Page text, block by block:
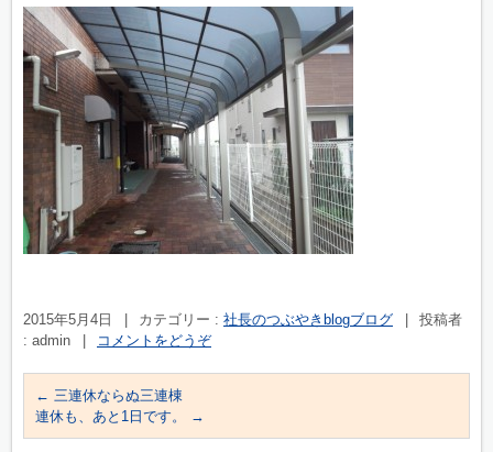
2015年5月4日 カテゴリー : 社長のつぶやきblogブログ
投稿者
: admin
コメントをどうぞ
← 三連休ならぬ三連棟
連休も、あと1日です。
→